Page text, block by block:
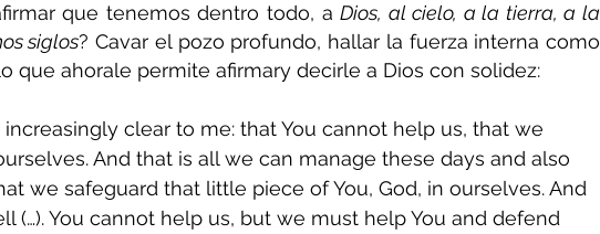
que tenemos dentro todo, a Dios, al cielo, a la tierra, a la
siglos? Cavar el pozo profundo, hallar la fuerza interna como
que ahorale permite afirmary decirle a Dios con solidez:
clear to me: that You cannot help us, that we
And that is all we can manage these days and also
we safeguard that little piece of You, God, in ourselves. And
(…). You cannot help us, but we must help You and defend